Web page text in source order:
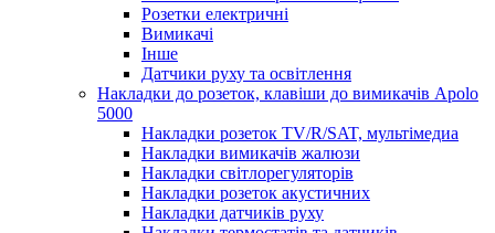
Розетки електричні
Вимикачі
Інше
Датчики руху та освітлення
Накладки до розеток, клавіши до вимикачів Apolo
5000
Накладки розеток TV/R/SAT, мультімедиа
Накладки вимикачів жалюзи
Накладки світлорегуляторів
Накладки розеток акустичних
Накладки датчиків руху